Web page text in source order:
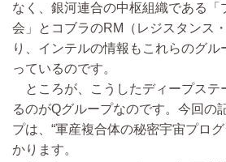
なく、銀河連合の中枢組織である「
会」とコブラのRM（レジスタンス
り、インテルの情報もこれらのグ
っているのです。
ところが、こうしたディープステ
るのがQグループなのです。今回の
プは、“軍産複合体の秘密宇宙プロ
かります。